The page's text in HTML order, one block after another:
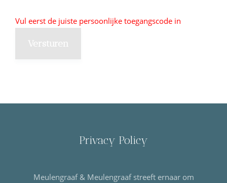
Vul eerst de juiste persoonlijke toegangscode in
Versturen
Privacy Policy
Meulengraaf & Meulengraaf streeft ernaar om